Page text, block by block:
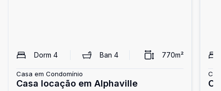
Dorm 4 Ban 4 770m²
Casa em Condomínio
Casa locação em Alphaville